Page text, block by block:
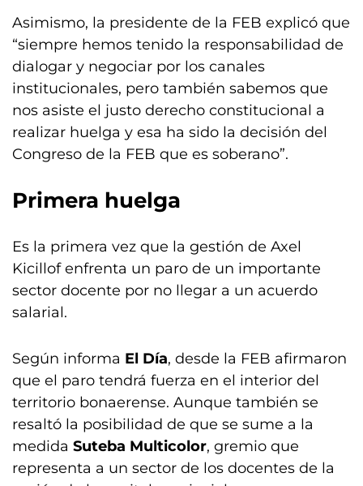
Asimismo, la presidente de la FEB explicó que
“siempre hemos tenido la responsabilidad de
dialogar y negociar por los canales
institucionales, pero también sabemos que
nos asiste el justo derecho constitucional a
realizar huelga y esa ha sido la decisión del
Congreso de la FEB que es soberano”.
Primera huelga
Es la primera vez que la gestión de Axel
Kicillof enfrenta un paro de un importante
sector docente por no llegar a un acuerdo
salarial.
Según informa El Día, desde la FEB afirmaron
que el paro tendrá fuerza en el interior del
territorio bonaerense. Aunque también se
resaltó la posibilidad de que se sume a la
medida Suteba Multicolor, gremio que
representa a un sector de los docentes de la